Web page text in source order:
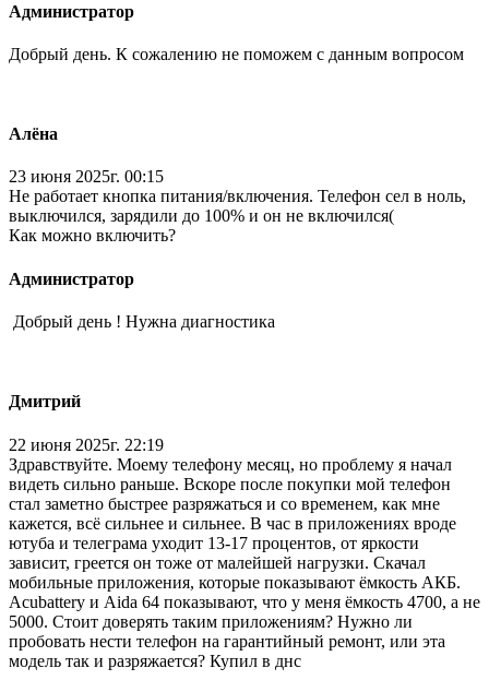
Администратор
Добрый день. К сожалению не поможем с данным вопросом
Алёна
23 июня 2025г. 00:15
Не работает кнопка питания/включения. Телефон сел в ноль,
выключился, зарядили до 100% и он не включился(
Как можно включить?
Администратор
Добрый день ! Нужна диагностика
Дмитрий
22 июня 2025г. 22:19
Здравствуйте. Моему телефону месяц, но проблему я начал
видеть сильно раньше. Вскоре после покупки мой телефон
стал заметно быстрее разряжаться и со временем, как мне
кажется, всё сильнее и сильнее. В час в приложениях вроде
ютуба и телеграма уходит 13-17 процентов, от яркости
зависит, греется он тоже от малейшей нагрузки. Скачал
мобильные приложения, которые показывают ёмкость АКБ.
Acubattery и Aida 64 показывают, что у меня ёмкость 4700, а не
5000. Стоит доверять таким приложениям? Нужно ли
пробовать нести телефон на гарантийный ремонт, или эта
модель так и разряжается? Купил в днс